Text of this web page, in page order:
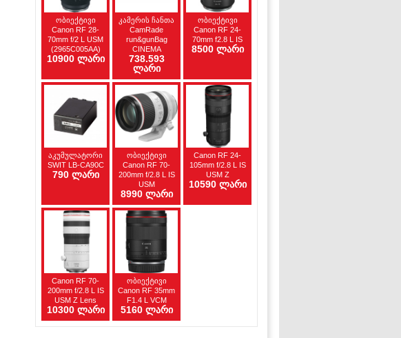
ობიექტივი
Canon RF 28-
70mm f/2 L USM
(2965C005AA)
10900 ლარი
კამერის ჩანთა
CamRade
run&gunBag
CINEMA
738.593
ლარი
ობიექტივი
Canon RF 24-
70mm f2.8 L IS
8500 ლარი
აკუმულატორი
SWIT LB-CA90C
790 ლარი
ობიექტივი
Canon RF 70-
200mm f/2.8 L IS
USM
8990 ლარი
Canon RF 24-
105mm f/2.8 L IS
USM Z
10590 ლარი
Canon RF 70-
200mm f/2.8 L IS
USM Z Lens
10300 ლარი
ობიექტივი
Canon RF 35mm
F1.4 L VCM
5160 ლარი